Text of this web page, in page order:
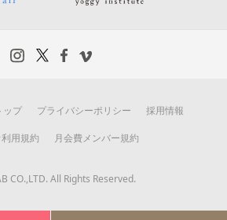
ップ プライバシーポリシー 採用情報
用規約 月会費メンバー規約
CO.,LTD. All Rights Reserved.